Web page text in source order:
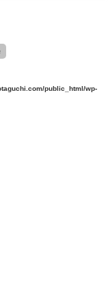
public_html/wp-